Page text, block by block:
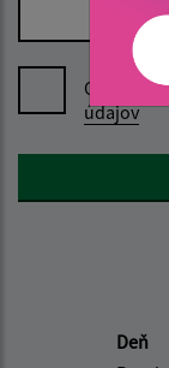
údajov
Google reCaptcha
Deň